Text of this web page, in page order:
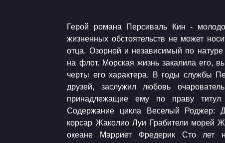
Герой романа Персиваль Кин -
жизненных обстоятельств не может
отца. Озорной и независимый по
на флот. Морская жизнь закалила его,
черты его характера. В годы службы
друзей, заслужил любовь
принадлежащие ему по праву
Содержание цикла Веселый Роджер:
корсар Жаколио Луи Грабители морей
океане Марриет Фредерик Сто лет
Морские волки Эмар Гюстав
цыгане Эмар Гюстав Золотая
братство Эмар Гюстав Морские титаны
Аудиокнига. Зарубежная классика.
Kevin MacLeod / Vivace Momentum
Степанович Внимание! Содержит
напитков. Чрезмерное употребление
здоровью. Внимание! Содержит сцены